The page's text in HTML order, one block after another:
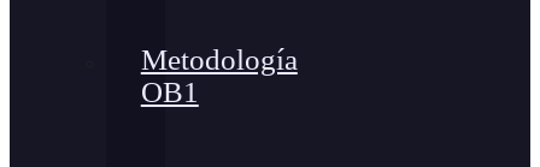
Metodología
OB1